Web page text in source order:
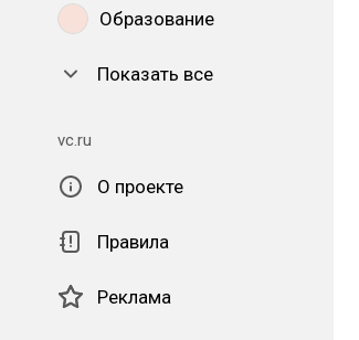
Образование
Показать все
vc.ru
О проекте
Правила
Реклама